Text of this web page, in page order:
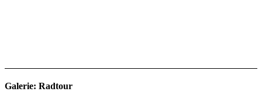
Galerie: Radtour